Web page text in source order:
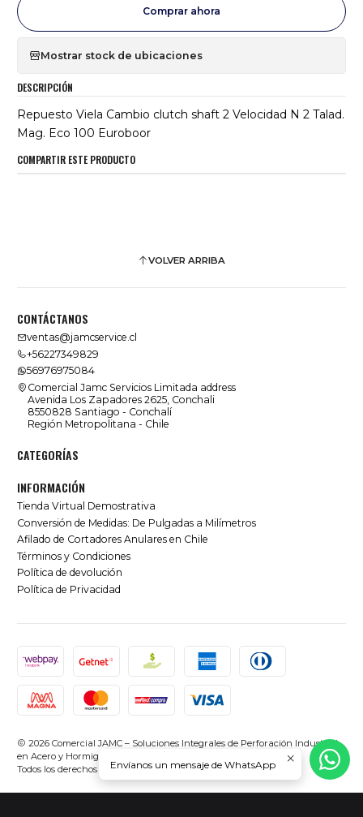
Comprar ahora
Mostrar stock de ubicaciones
DESCRIPCIÓN
Repuesto Viela Cambio clutch shaft 2 Velocidad N 2 Talad.
Mag. Eco 100 Euroboor
COMPARTIR ESTE PRODUCTO
VOLVER ARRIBA
CONTÁCTANOS
ventas@jamcservice.cl
+56227349829
56976975084
Comercial Jamc Servicios Limitada address
Avenida Los Zapadores 2625, Conchali
8550828 Santiago - Conchalí
Región Metropolitana - Chile
CATEGORÍAS
INFORMACIÓN
Tienda Virtual Demostrativa
Conversión de Medidas: De Pulgadas a Milímetros
Afilado de Cortadores Anulares en Chile
Términos y Condiciones
Política de devolución
Política de Privacidad
2026 Comercial JAMC – Soluciones Integrales de Perforación Industrial
en Acero y Hormigón en Chile.
Todos los derechos reservados.Desarrollado por Jumpseller
Envíanos un mensaje de WhatsApp